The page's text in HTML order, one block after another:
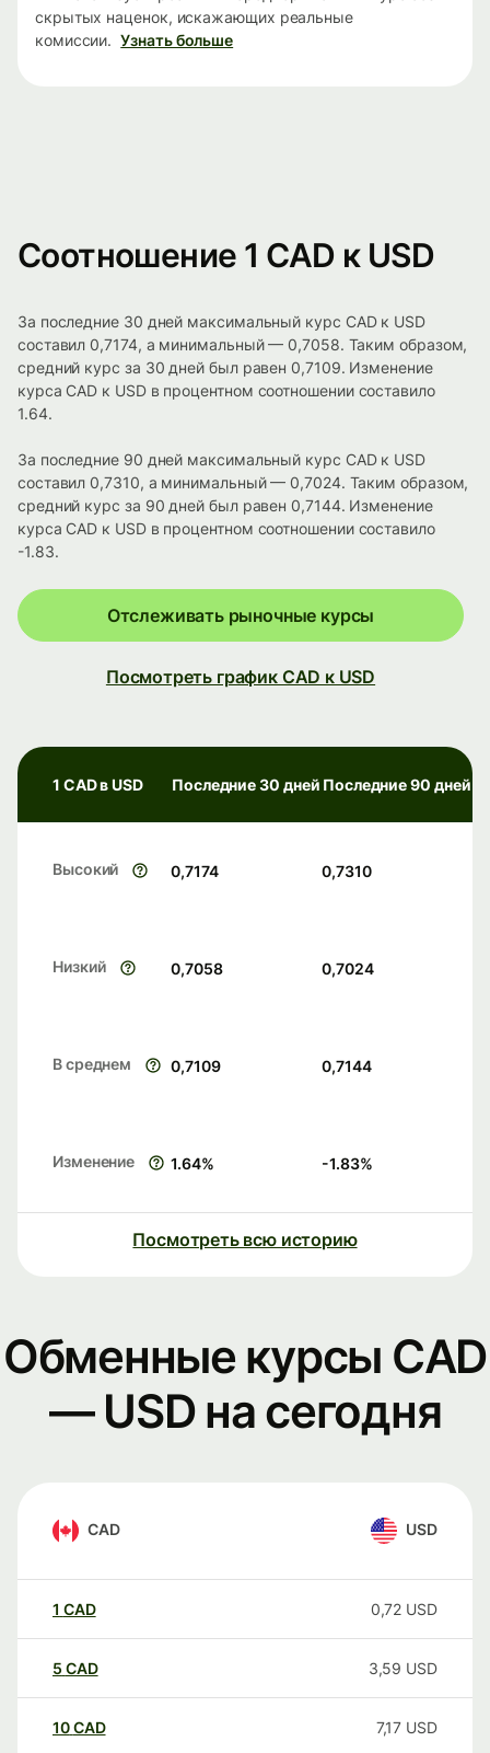
скрытых наценок, искажающих реальные
комиссии. Узнать больше
Соотношение 1 CAD к USD
За последние 30 дней максимальный курс CAD к USD
составил 0,7174, а минимальный — 0,7058. Таким образом,
средний курс за 30 дней был равен 0,7109. Изменение
курса CAD к USD в процентном соотношении составило
1.64.
За последние 90 дней максимальный курс CAD к USD
составил 0,7310, а минимальный — 0,7024. Таким образом,
средний курс за 90 дней был равен 0,7144. Изменение
курса CAD к USD в процентном соотношении составило
-1.83.
Отслеживать рыночные курсы
Посмотреть график CAD к USD
1 CAD в USD Последние 30 дней Последние 90 дней
Высокий 0,7174 0,7310
Низкий 0,7058 0,7024
В среднем 0,7109 0,7144
Изменение 1.64% -1.83%
Посмотреть всю историю
Обменные курсы CAD
— USD на сегодня
CAD USD
1 CAD 0,72 USD
5 CAD 3,59 USD
10CAD 7,17 USD